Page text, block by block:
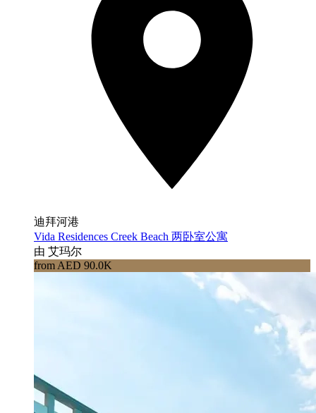
迪拜河港
Vida Residences Creek Beach 两卧室公寓
由 艾玛尔
from AED 90.0K